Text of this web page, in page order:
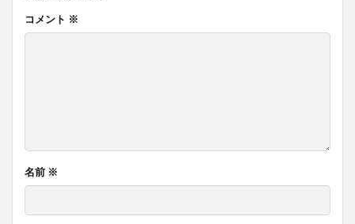
コメント ※
名前 ※